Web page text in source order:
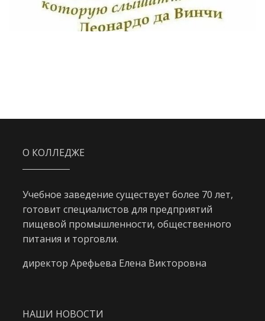
О КОЛЛЕДЖЕ
Учебное заведение существует более 70 лет,
готовит специалистов для предприятий
пищевой промышленности, общественного
питания и торговли.
директор Арефьева Елена Викторовна
НАШИ НОВОСТИ